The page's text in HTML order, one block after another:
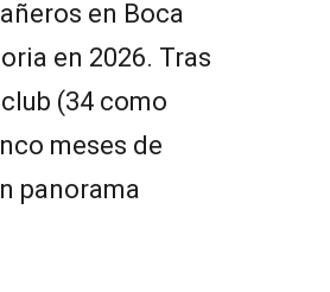
en Boca
en 2026. Tras
(34 como
meses de
panorama